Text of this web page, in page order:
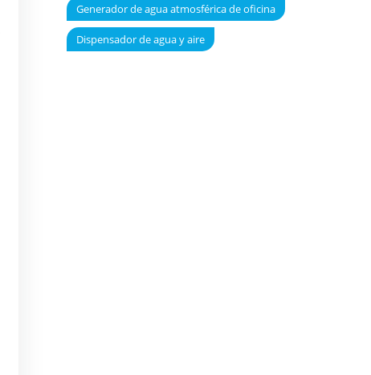
Generador de agua atmosférica de oficina
Dispensador de agua y aire